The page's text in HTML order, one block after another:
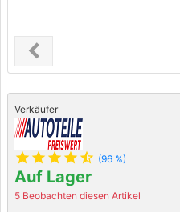
chevron_leftPrevious
Verkäufer
star star star star star_half (96 %)
Auf Lager
5 Beobachten diesen Artikel